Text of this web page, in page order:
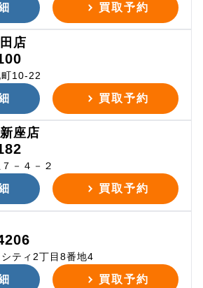
買取予約
店
10-22
買取予約
座店
－４－２
買取予約
ティ2丁目8番地4
買取予約